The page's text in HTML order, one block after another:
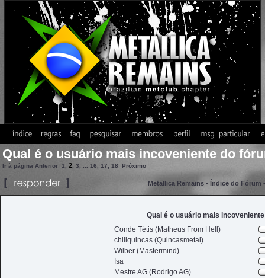
Qual é o usuário mais incoveniente do
Ir à página Anterior 1 2 3 16 17 18 Próximo
Metallica Remains - Índice do Fórum
Qual é o usuário mais
Conde Tétis (Matheus From Hell)
chiliquincas (Quincasmetal)
Wilber (Mastermind)
Isa
Mestre AG (Rodrigo AG)